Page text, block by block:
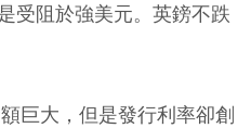
受阻於強美元。英鎊不跌
巨大，但是發行利率卻創